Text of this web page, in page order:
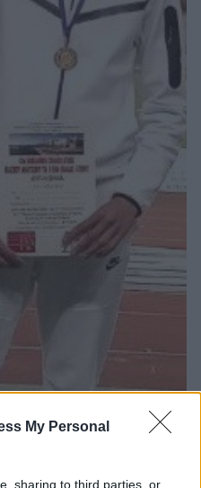
My Personal
sharing to third parties, or